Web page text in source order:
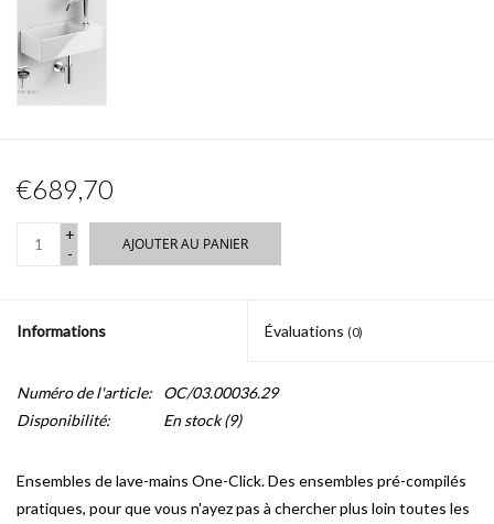
€689,70
+
-
AJOUTER AU PANIER
Informations Évaluations (0)
Numéro de l'article:
OC/03.00036.29
Disponibilité:
En stock(9)
Ensembles de lave-mains One-Click.Des ensembles pré-compilés
pratiques, pour que vous n'ayez pas à chercher plus loin toutes les